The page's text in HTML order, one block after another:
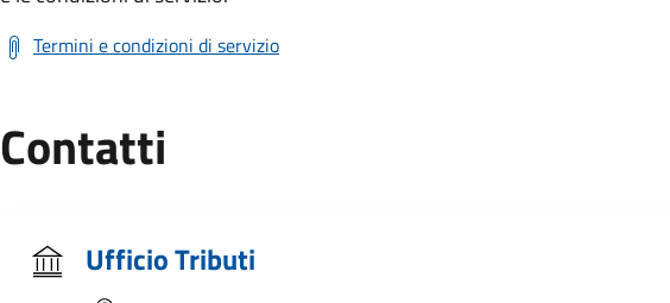
Termini e condizioni di servizio
Contatti
Ufficio Tributi